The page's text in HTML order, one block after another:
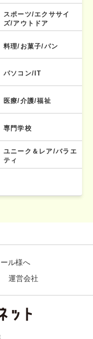
スポーツ/エクササイ
ズ/アウトドア
料理/お菓子/パン
パソコン/IT
医療/介護/福祉
専門学校
ユニーク＆レア/バラエ
ティ
ル様へ
運営会社